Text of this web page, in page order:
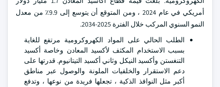
أمريكي في عام 2024 ، ومن المتوقع أن يتوسع إلى 9.9٪ من معدل
النمو السنوي المركب خلال الفترة 2025-2034.
الطلب الحالي على المواد الكهروكرومية مرتفع للغاية
بسبب الاستخدام المكثف لأكسيد المعادن وخاصة أكسيد
التنغستن وأكسيد النيكل وثاني أكسيد التيتانيوم. قدرتها على
دعم الاستقرار والخلفيات الملونة والوصول عبر مناطق
أكبر مثل النوافذ الذكية ، تجعلها فريدة من نوعها ، وتدفع